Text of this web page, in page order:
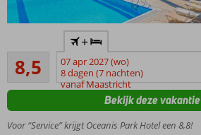
strand
en
centrum
8,5Aanrader
761
beoordelingen
+
07 apr 2027 (wo)
8 dagen (7 nachten)
vanaf Maastricht
Voor “Service” krijgt Oceanis Park Hotel een 8,8!
Bekijk deze vakantie